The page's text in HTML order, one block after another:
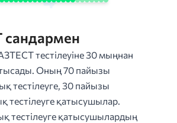
тестілеуіне 30 мыңнан
Оның 70 пайызы
тестілеуге, 30 пайызы
тестілеуге қатысушылар.
тестілеуге қатысушылардың